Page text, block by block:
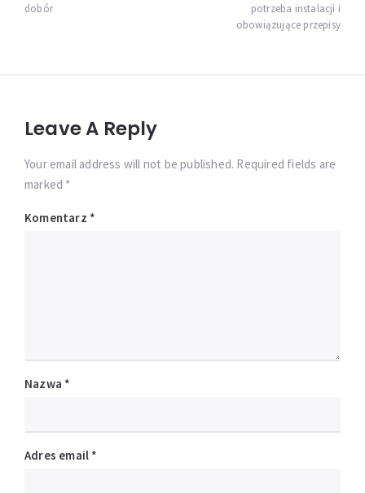
dobór
potrzeba instalacji i
obowiązujące przepisy
Leave A Reply
Your email address will not be published. Required fields are
marked *
Komentarz *
Nazwa *
Adres email *